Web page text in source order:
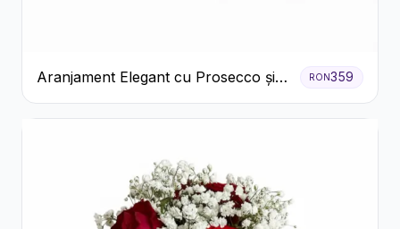
Aranjament Elegant cu Prosecco și
Flori Galbene.
RON359